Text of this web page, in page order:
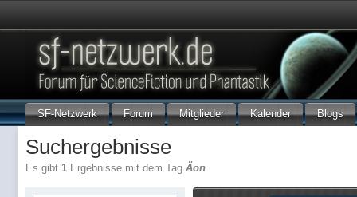
SF-Netzwerk Forum Mitglieder Kalender Blogs
Suchergebnisse
Es gibt 1 Ergebnisse mit dem Tag Äon